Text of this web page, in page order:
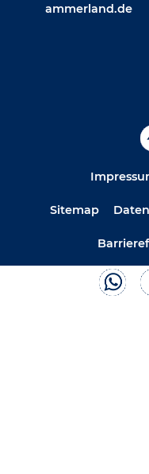
ammerland.de
Sitemap